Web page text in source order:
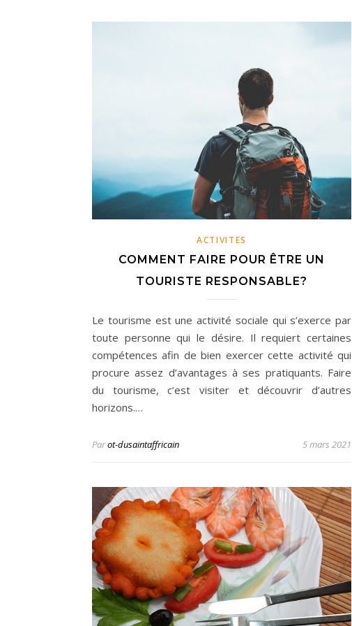
ACTIVITES
COMMENT FAIRE POUR ÊTRE UN
TOURISTE RESPONSABLE?
Le tourisme est une activité sociale qui s’exerce par
toute personne qui le désire. Il requiert certaines
compétences afin de bien exercer cette activité qui
procure assez d’avantages à ses pratiquants. Faire
du tourisme, c’est visiter et découvrir d’autres
horizons.…
Parot-dusaintaffricain 5 mars 2021